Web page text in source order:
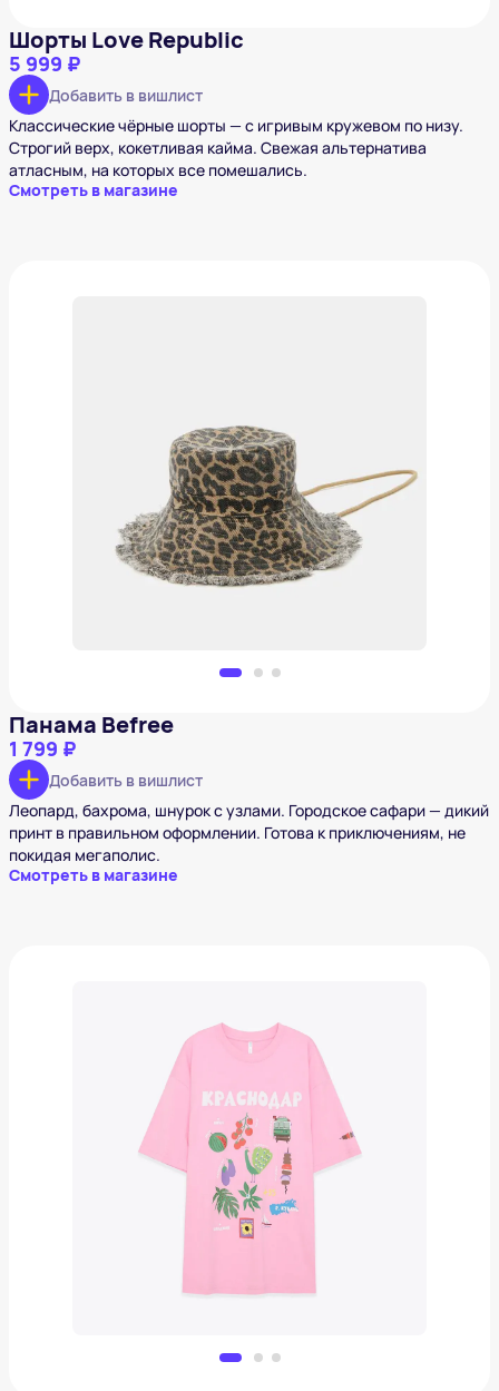
Шорты Love Republic
5 999 ₽
Добавить в вишлист
Классические чёрные шорты — с игривым кружевом по низу.
Строгий верх, кокетливая кайма. Свежая альтернатива
атласным, на которых все помешались.
Смотреть в магазине
Панама Befree
1 799 ₽
Добавить в вишлист
Панама Befree
1 799 ₽
Добавить в вишлист
Леопард, бахрома, шнурок с узлами. Городское сафари — дикий
принт в правильном оформлении. Готова к приключениям, не
покидая мегаполис.
Смотреть в магазине
Футболка хлопковая с принтом
1 499 ₽
Добавить в вишлист